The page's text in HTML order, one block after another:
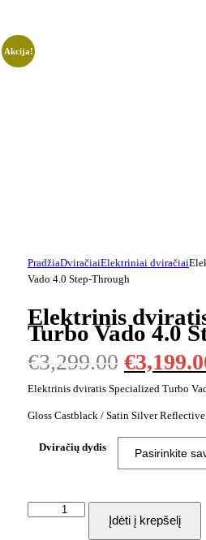
Akcija!
PradžiaDviračiaiElektriniai dviračiai
Vado 4.0 Step-Through
Elektrinis
Turbo Vado 4.0
€3,299.00 €
Elektrinis dviratis Specialized Turbo
Gloss Castblack / Satin Silver Reflective
Dviračių dydis
Įdėti į krepšelį